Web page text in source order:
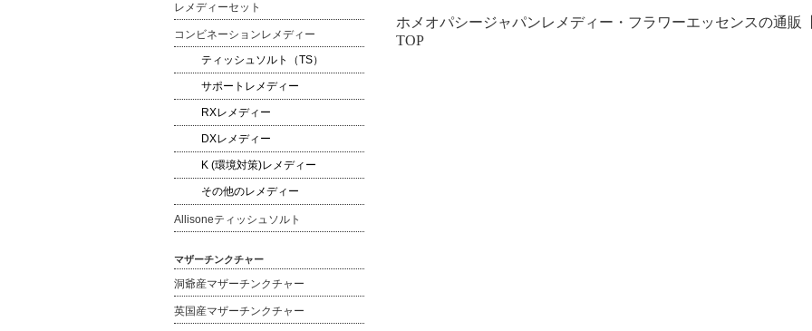
ホメオパシージャパンレメディー・フラワーエッセンスの通販
TOP
レメディーセット
コンビネーションレメディー
ティッシュソルト（TS）
サポートレメディー
RXレメディー
DXレメディー
K (環境対策)レメディー
その他のレメディー
Allisoneティッシュソルト
マザーチンクチャー
洞爺産マザーチンクチャー
英国産マザーチンクチャー